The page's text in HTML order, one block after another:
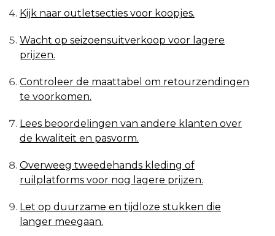
Kijk naar outletsecties voor koopjes.
Wacht op seizoensuitverkoop voor lagere
prijzen.
Controleer de maattabel om retourzendingen
te voorkomen.
Lees beoordelingen van andere klanten over
de kwaliteit en pasvorm.
Overweeg tweedehands kleding of
ruilplatforms voor nog lagere prijzen.
Let op duurzame en tijdloze stukken die
langer meegaan.